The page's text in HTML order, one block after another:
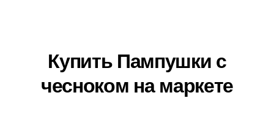
Купить Пампушки с
чесноком на маркете